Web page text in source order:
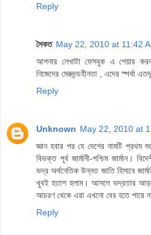
Reply
সৈকত May 22, 2010 at 11:42
আপনার লেখাটা ফেসবুক এ শেয়ার
নিজেদের মেরুদন্ডহীনতা , এদের স্পর্ধা
Reply
Unknown May 22, 2010 at
জ্ঞান হবার পর যে দেশের নামটি প্রথম
বিভক্ত পূর্ব জার্মানী-পশ্চিম জার্মান।
ভদ্র অর্থনেতিক উন্নত জাতি হিসাবে
খুবই হতাশ হলাম। আসলে ভদ্রতার
আচরণ থেকে এরা এখনো বের হতে পারে
Reply